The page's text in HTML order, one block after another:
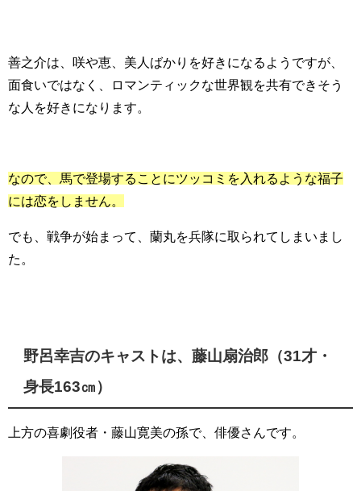
善之介は、咲や恵、美人ばかりを好きになるようですが、
面食いではなく、ロマンティックな世界観を共有できそう
な人を好きになります。
なので、馬で登場することにツッコミを入れるような福子
には恋をしません。
でも、戦争が始まって、蘭丸を兵隊に取られてしまいまし
た。
野呂幸吉のキャストは、藤山扇治郎（31才・
身長163㎝）
上方の喜劇役者・藤山寛美の孫で、俳優さんです。